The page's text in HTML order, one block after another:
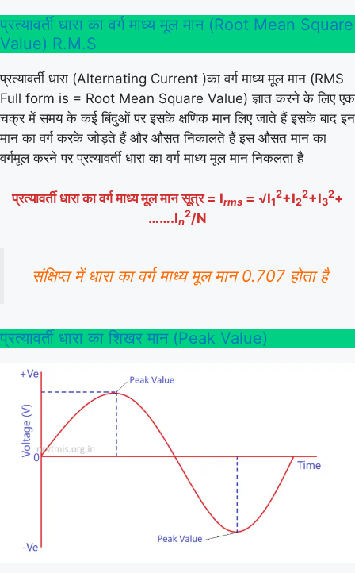
प्रत्यावर्ती धारा का वर्ग माध्य मूल मान (Root Mean Square
Value) R.M.S
प्रत्यावर्ती धारा (Alternating Current )का वर्ग माध्य मूल मान (RMS
Full form is = Root Mean Square Value) ज्ञात करने के लिए एक
चक्र में समय के कई बिंदुओं पर इसके क्षणिक मान लिए जाते हैं इसके बाद इन
मान का वर्ग करके जोड़ते हैं और औसत निकालते हैं इस औसत मान का
वर्गमूल करने पर प्रत्यावर्ती धारा का वर्ग माध्य मूल मान निकलता है
प्रत्यावर्ती धारा का वर्ग माध्य मूल मान सूत्र = Irms= √I1
2+I2
2+I3
2+
…….In
2/N
संक्षिप्त में धारा का वर्ग माध्य मूल मान 0.707 होता है
प्रत्यावर्ती धारा का शिखर मान (Peak Value)